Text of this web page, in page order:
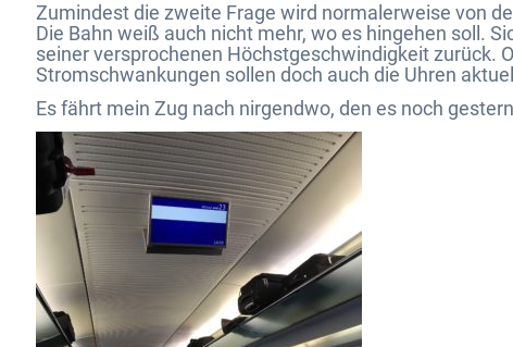
Zumindest die zweite Frage wird normalerweise von
Die Bahn weiß auch nicht mehr, wo es hingehen soll.
seiner versprochenen Höchstgeschwindigkeit zurück.
Stromschwankungen sollen doch auch die Uhren
Es fährt mein Zug nach nirgendwo, den es noch